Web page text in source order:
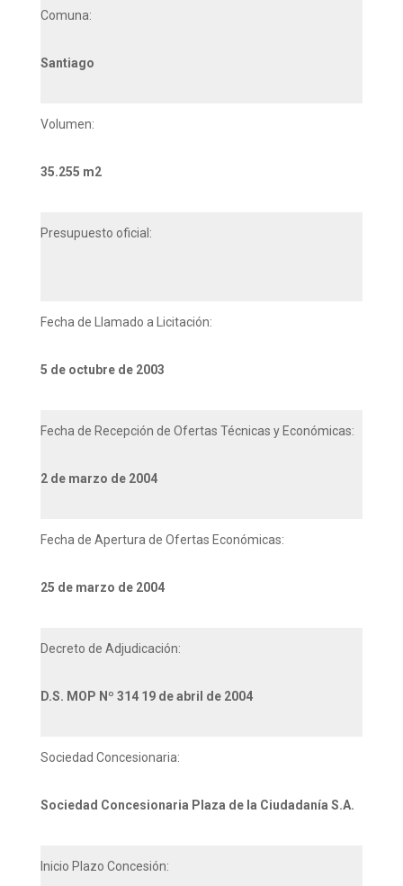
Comuna:
Santiago
Volumen:
35.255 m2
Presupuesto oficial:
Fecha de Llamado a Licitación:
5 de octubre de 2003
Fecha de Recepción de Ofertas Técnicas y Económicas:
2 de marzo de 2004
Fecha de Apertura de Ofertas Económicas:
25 de marzo de 2004
Decreto de Adjudicación:
D.S. MOP Nº 314 19 de abril de 2004
Sociedad Concesionaria:
Sociedad Concesionaria Plaza de la Ciudadanía S.A.
Inicio Plazo Concesión: